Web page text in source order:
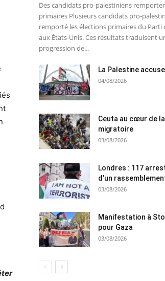
Des candidats pro-palestiniens
primaires Plusieurs candidats pro-
remporté les élections primaires du Parti
aux États-Unis. Ces résultats traduisent
progression de...
La Palestine
04/08/2026
Ceuta au cœur de
migratoire
03/08/2026
Londres : 117
d’un
03/08/2026
Manifestation à
pour Gaza
03/08/2026